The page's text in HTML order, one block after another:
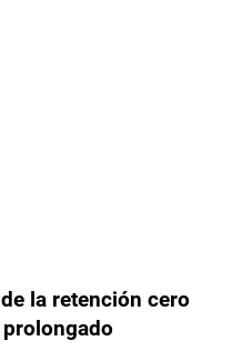
la retención cero